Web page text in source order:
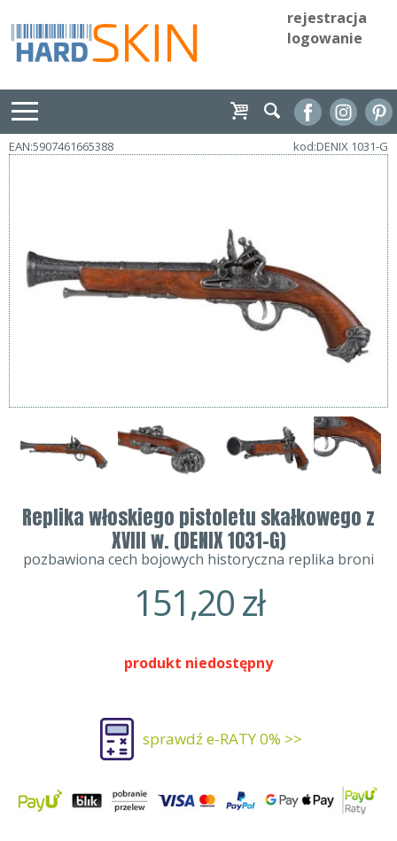
rejestracja
logowanie
EAN:5907461665388 kod:DENIX 1031-G
Replika włoskiego pistoletu skałkowego z
XVIII w. (DENIX 1031-G)
pozbawiona cech bojowych historyczna replika broni
151,20zł
produkt niedostępny
sprawdź e-RATY 0% >>